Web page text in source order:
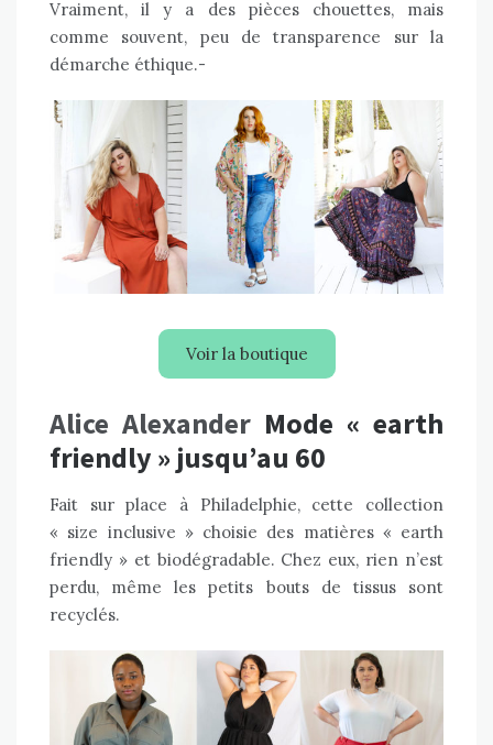
Vraiment, il y a des pièces chouettes, mais
comme souvent, peu de transparence sur la
démarche éthique.-
Voir la boutique
Alice Alexander Mode « earth
friendly » jusqu’au 60
Fait sur place à Philadelphie, cette collection
« size inclusive » choisie des matières « earth
friendly » et biodégradable. Chez eux, rien n’est
perdu, même les petits bouts de tissus sont
recyclés.